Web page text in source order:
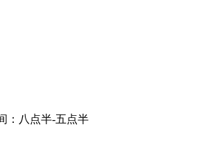
：八点半-五点半